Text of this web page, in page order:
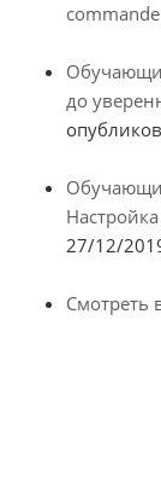
до
27/12/
Смотреть